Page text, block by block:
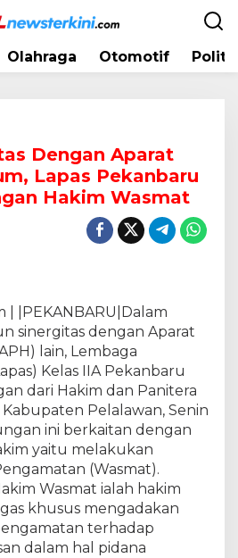
Olahraga Otomotif
Dengan Aparat
Lapas Pekanbaru
Hakim Wasmat
| |PEKANBARU|Dalam
sinergitas dengan Aparat
lain, Lembaga
Kelas IIA Pekanbaru
dari Hakim dan Panitera
Pelalawan, Senin
ini berkaitan dengan
yaitu melakukan
(Wasmat).
Wasmat ialah hakim
khusus mengadakan
terhadap
dalam hal pidana